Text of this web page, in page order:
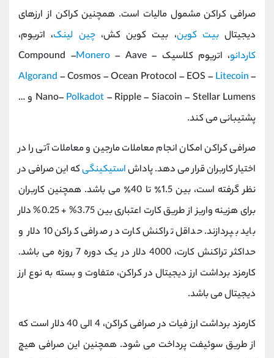
صرافی کراکن مشمول مالیات است. همچنین کراکن از ارزهای
دیجیتالبیت کوین، بیت کوین کش،چین لینک، اتریوم،
کاردانو، اتریوم کلاسیک Compound – Monero– Aave –
Algorand – Cosmos – Ocean Protocol – EOS – Litecoin–
Nano– Polkadot
– Ripple – Siacoin – Stellar Lumens و …
پشتیبانی می کند.
صرافی کراکن امکان انجام معاملات مارجین و معاملات آتی را در
اختیار کاربران قرار می دهد. پاداشاستیکینگیکه این صرافی در
نظر گرفته است، بین 1.5٪ تا 40٪ می باشد. همچنین کاربران
برای هزینه واریز از طریق کارت اعتباری بین 3.75% + 0.25% دلار
باید بپردازند. حداقل تراکنش کارت در صرافی کراکن 10 دلار و
حداکثر تراکنش کارت، 4000 دلار در یک دوره 7 روزه می باشد.
کارمزد برداشت ارز دیجیتال در کراکن، متفاوت و بسته به نوع ارز
دیجیتال می باشد.
کارمزد برداشت ارز فیات در صرافی کراکن، 4 الی 40 دلار است که
از طریق سوئیفت پرداخت می شود. همچنین این صرافی هیچ